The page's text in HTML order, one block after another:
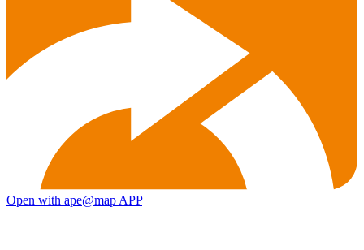
Open with ape@map APP